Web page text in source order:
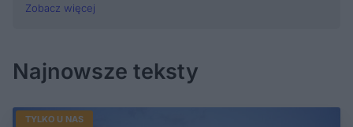
Zobacz więcej
Najnowsze teksty
TYLKO U NAS